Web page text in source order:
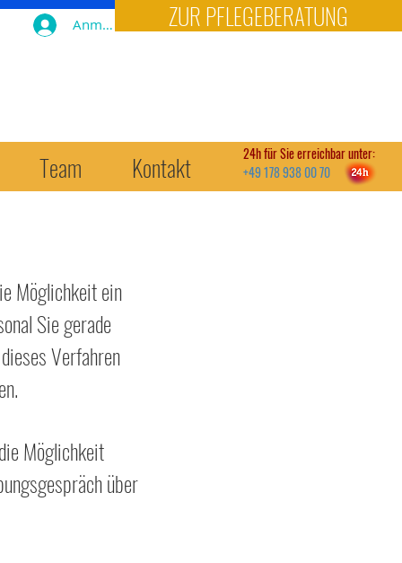
ZUR PFLEGEBERATUNG
Anmelden
Team Kontakt
24h für Sie erreichbar unter:
+49 178 938 00 70
Möglichkeit ein
Sie gerade
Verfahren
Möglichkeit
über